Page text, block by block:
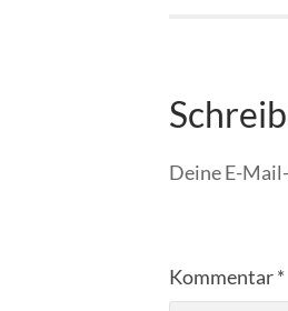
Deine E-
Kommentar*